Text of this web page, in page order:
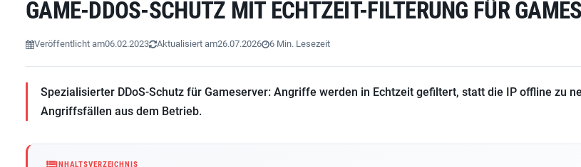
GAME-DDOS-SCHUTZ MIT ECHTZEIT-FILTERUNG FÜR
Veröffentlicht am06.02.2023 Aktualisiert am26.07.2026 6 Min. Lesezeit
Spezialisierter DDoS-Schutz für Gameserver: Angriffe werden in Echtzeit gefiltert, statt die IP offline zu
Angriffsfällen aus dem Betrieb.
INHALTSVERZEICHNIS